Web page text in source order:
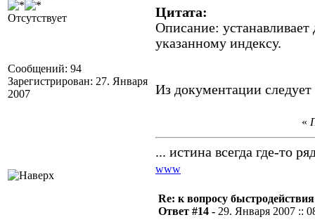
Отсутствует
Сообщений: 94
Зарегистрирован: 27. Января
2007
Цитата:
Описание:
указанному индексу.
Из документации
«
... истина всегда где-то
www
Re: к вопросу
Ответ #14 - 29. Января 2007 ::